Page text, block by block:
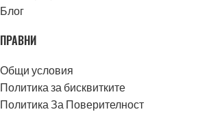
Блог
ПРАВНИ
Общи условия
Политика за бисквитките
Политика За Поверителност